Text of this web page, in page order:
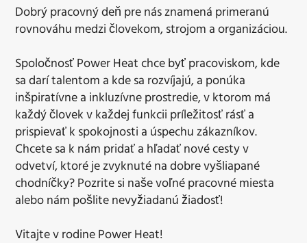
Dobrý pracovný deň pre nás znamená primeranú
rovnováhu medzi človekom, strojom a organizáciou.
Spoločnosť Power Heat chce byť pracoviskom, kde
sa darí talentom a kde sa rozvíjajú, a ponúka
inšpiratívne a inkluzívne prostredie, v ktorom má
každý človek v každej funkcii príležitosť rásť a
prispievať k spokojnosti a úspechu zákazníkov.
Chcete sa k nám pridať a hľadať nové cesty v
odvetví, ktoré je zvyknuté na dobre vyšliapané
chodníčky? Pozrite si naše voľné pracovné miesta
alebo nám pošlite nevyžiadanú žiadosť!
Vitajte v rodine Power Heat!